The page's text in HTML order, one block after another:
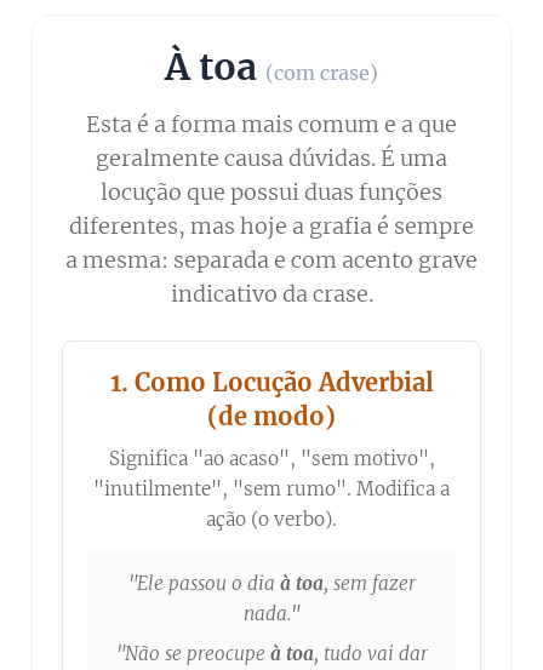
À toa (com crase)
Esta é a forma mais comum e a que
geralmente causa dúvidas. É uma
locução que possui duas funções
diferentes, mas hoje a grafia é sempre
a mesma: separada e com acento grave
indicativo da crase.
1. Como Locução Adverbial
(de modo)
Significa "ao acaso", "sem motivo",
"inutilmente", "sem rumo". Modifica a
ação (o verbo).
"Ele passou o dia à toa, sem fazer
nada."
"Não se preocupe à toa, tudo vai dar